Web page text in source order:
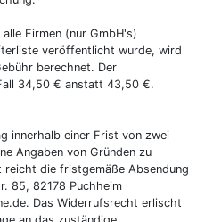
Firmen (nur GmbH's)
veröffentlicht wurde, wird
berechnet. Der
34,50 € anstatt 43,50 €.
innerhalb einer Frist von zwei
Angaben von Gründen zu
die fristgemäße Absendung
85, 82178 Puchheim
. Das Widerrufsrecht erlischt